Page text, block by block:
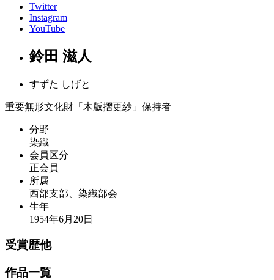
Twitter
Instagram
YouTube
鈴田 滋人
すずた しげと
重要無形文化財「木版摺更紗」保持者
分野
染織
会員区分
正会員
所属
西部支部、染織部会
生年
1954年6月20日
受賞歴他
作品一覧